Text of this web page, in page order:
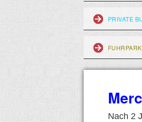
PRIVATE
Nach 2